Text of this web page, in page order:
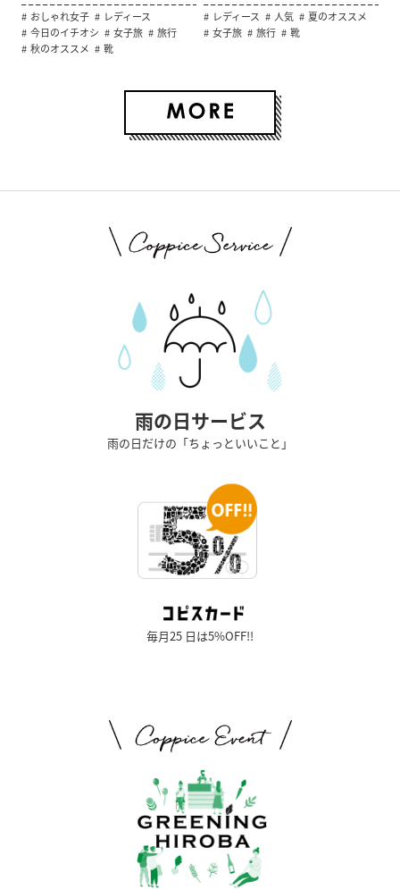
おしゃれ女子
レディース
今日のイチオシ
女子旅
旅行
秋のオススメ
靴
レディース 人気
夏のオススメ
女子旅
旅行 靴
雨の日サービス
雨の日だけの「ちょっといいこと」
毎月25 日は5%OFF!!